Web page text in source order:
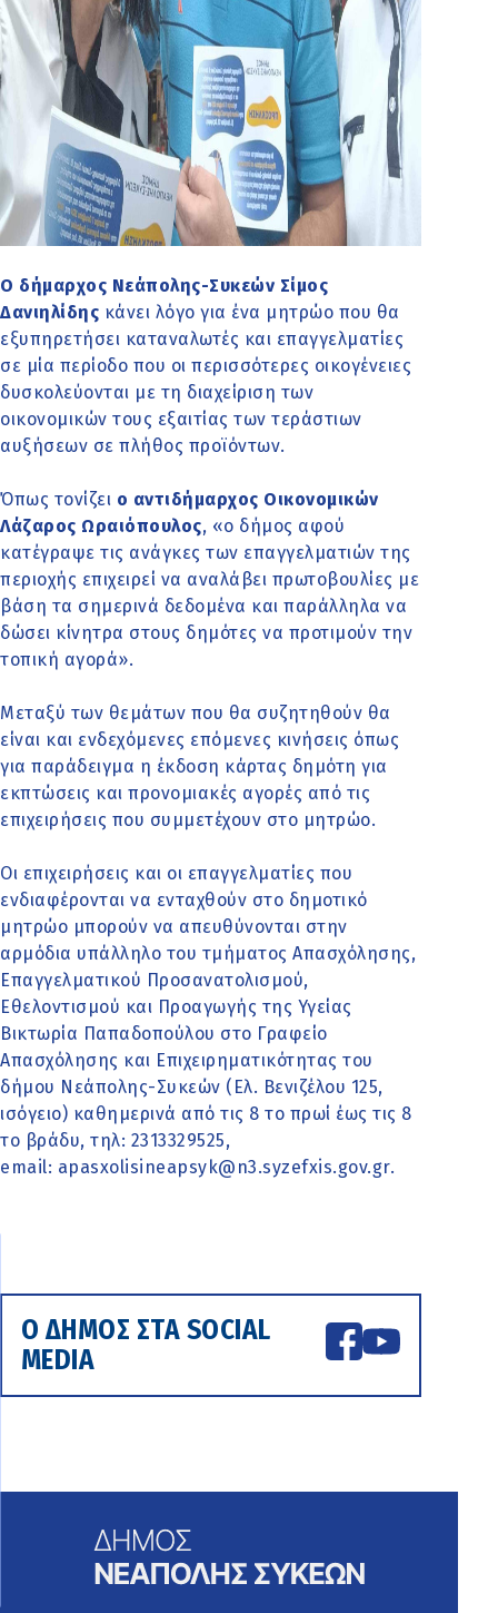
Ο δήμαρχος Νεάπολης-Συκεών Σίμος
Δανιηλίδης κάνει λόγο για ένα μητρώο που θα
εξυπηρετήσει καταναλωτές και επαγγελματίες
σε μία περίοδο που οι περισσότερες οικογένειες
δυσκολεύονται με τη διαχείριση των
οικονομικών τους εξαιτίας των τεράστιων
αυξήσεων σε πλήθος προϊόντων.
Όπως τονίζει ο αντιδήμαρχος Οικονομικών
Λάζαρος Ωραιόπουλος, «ο δήμος αφού
κατέγραψε τις ανάγκες των επαγγελματιών της
περιοχής επιχειρεί να αναλάβει πρωτοβουλίες με
βάση τα σημερινά δεδομένα και παράλληλα να
δώσει κίνητρα στους δημότες να προτιμούν την
τοπική αγορά».
Μεταξύ των θεμάτων που θα συζητηθούν θα
είναι και ενδεχόμενες επόμενες κινήσεις όπως
για παράδειγμα η έκδοση κάρτας δημότη για
εκπτώσεις και προνομιακές αγορές από τις
επιχειρήσεις που συμμετέχουν στο μητρώο.
Οι επιχειρήσεις και οι επαγγελματίες που
ενδιαφέρονται να ενταχθούν στο δημοτικό
μητρώο μπορούν να απευθύνονται στην
αρμόδια υπάλληλο του τμήματος Απασχόλησης,
Επαγγελματικού Προσανατολισμού,
Εθελοντισμού και Προαγωγής της Υγείας
Βικτωρία Παπαδοπούλου στο Γραφείο
Απασχόλησης και Επιχειρηματικότητας του
δήμου Νεάπολης-Συκεών (Ελ. Βενιζέλου 125,
ισόγειο) καθημερινά από τις 8 το πρωί έως τις 8
το βράδυ, τηλ: 2313329525,
email: apasxolisineapsyk@n3.syzefxis.gov.gr.
Ο ΔΗΜΟΣ ΣΤΑ SOCIAL
MEDIA